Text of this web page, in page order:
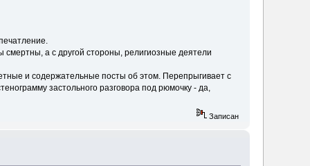
смертны, а с другой стороны, религиозные деятели
и содержательные посты об этом. Перепрыгивает с
застольного разговора под рюмочку - да,
Записан